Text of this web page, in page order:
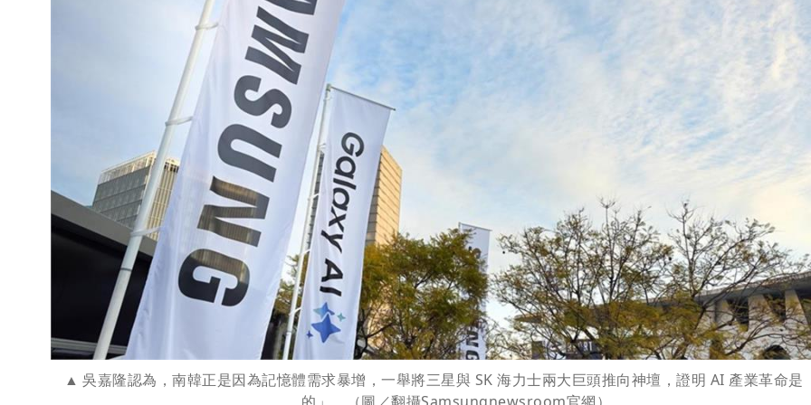
吳嘉隆認為，南韓正是因為記憶體需求暴增，一舉將三星與 SK 海力士兩大巨頭推向神壇，證明 AI 產業革命是